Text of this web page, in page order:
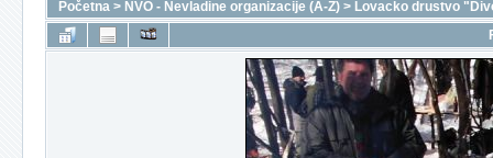
Početna > NVO - Nevladine organizacije (A-Z) > Lovacko drustvo